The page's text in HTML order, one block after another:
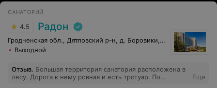
САНАТОРИЙ
4.5 Радон
Гродненская обл., Дятловский р-н, д. Боровики, 10
Выходной
Отзыв. Большая территория санатория расположена в
лесу. Дорога к нему ровная и есть тротуар. По
Еще